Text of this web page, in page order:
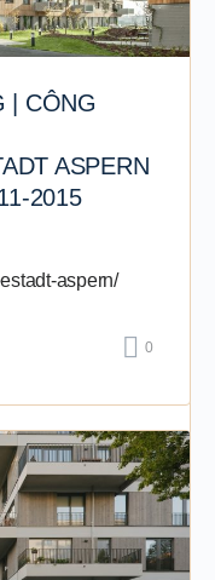
| CÔNG
ASPERN
2015
aspern/
0